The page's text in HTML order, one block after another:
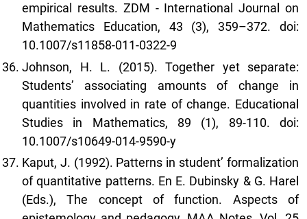
empirical results. ZDM - International Journal on
Mathematics Education, 43 (3), 359–372. doi:
10.1007/s11858-011-0322-9
Johnson, H. L. (2015). Together yet separate:
Students’ associating amounts of change in
quantities involved in rate of change. Educational
Studies in Mathematics, 89 (1), 89-110. doi:
10.1007/s10649-014-9590-y
Kaput, J. (1992). Patterns in student’ formalization
of quantitative patterns. En E. Dubinsky & G. Harel
(Eds.), The concept of function. Aspects of